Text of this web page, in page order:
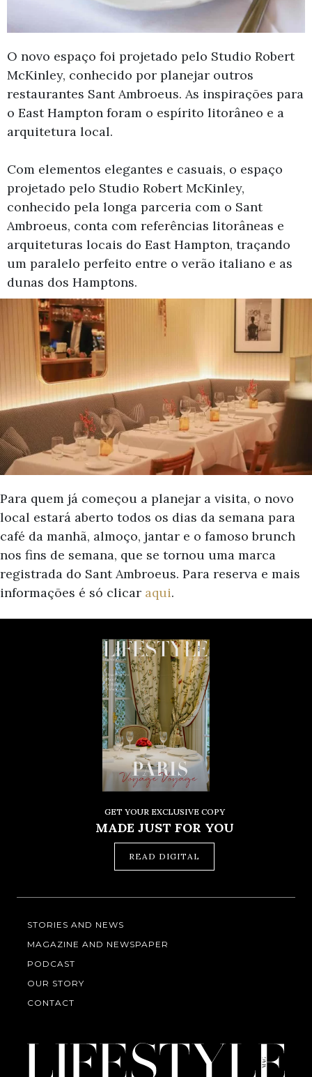
O novo espaço foi projetado pelo Studio Robert
McKinley, conhecido por planejar outros
restaurantes Sant Ambroeus. As inspirações para
o East Hampton foram o espírito litorâneo e a
arquitetura local.
Com elementos elegantes e casuais, o espaço
projetado pelo Studio Robert McKinley,
conhecido pela longa parceria com o Sant
Ambroeus, conta com referências litorâneas e
arquiteturas locais do East Hampton, traçando
um paralelo perfeito entre o verão italiano e as
dunas dos Hamptons.
Para quem já começou a planejar a visita, o novo
local estará aberto todos os dias da semana para
café da manhã, almoço, jantar e o famoso brunch
nos fins de semana, que se tornou uma marca
registrada do Sant Ambroeus. Para reserva e mais
informações é só clicar aqui.
GET YOUR EXCLUSIVE COPY
MADE JUST FOR YOU
READ DIGITAL
STORIES AND NEWS
MAGAZINE AND NEWSPAPER
PODCAST
OUR STORY
CONTACT